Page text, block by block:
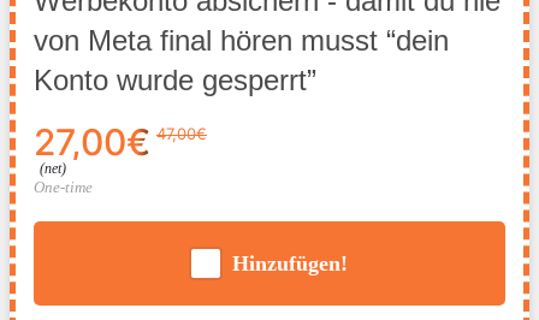
von Meta final hören musst “dein
Konto wurde gesperrt”
27,00€
(net)
One-time
47,00€
Hinzufügen!